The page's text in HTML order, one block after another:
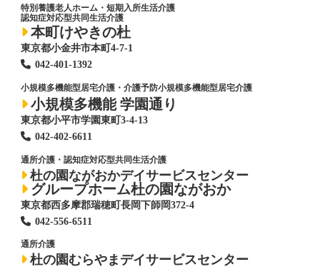
特別養護老人ホーム ・短期入所生活介護
認知症対応型共同生活介護
本町けやきの杜
東京都小金井市本町4-7-1
042-401-1392
小規模多機能型居宅介護・介護予防小規模多機能型居宅介護
小規模多機能 学園通り
東京都小平市学園東町3-4-13
042-402-6611
通所介護・認知症対応型共同生活介護
杜の園ながおかデイサービスセンター
グループホーム杜の園ながおか
東京都西多摩郡瑞穂町長岡下師岡372-4
042-556-6511
通所介護
杜の園むらやまデイサービスセンター